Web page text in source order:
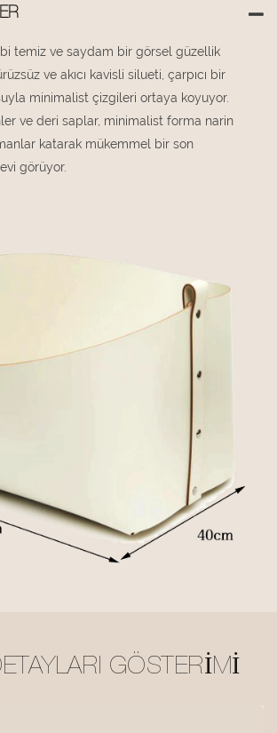
temiz ve saydam bir görsel güzellik
ve akıcı kavisli silueti, çarpıcı bir
minimalist çizgileri ortaya koyuyor.
ve deri saplar, minimalist forma narin
katarak mükemmel bir son
görüyor.
GÖSTERIMI